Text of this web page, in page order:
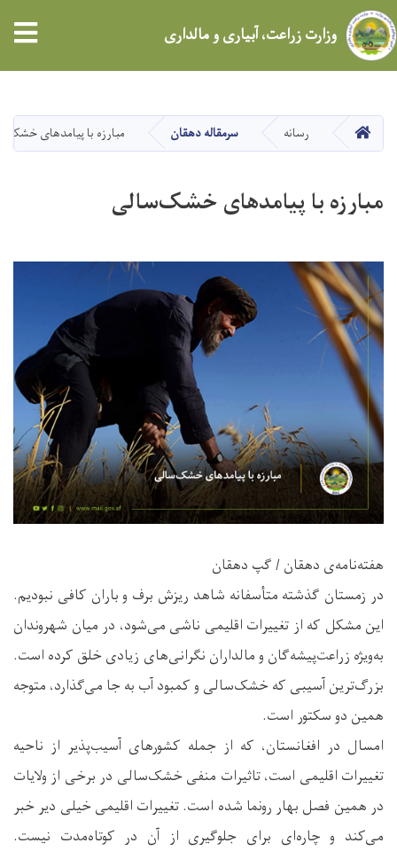
main
content
وزارت زراعت، آبیاری و مالداری
HOME رسانه سرمقاله دهقان مبارزه با پیامدهای
مبارزه با پیامدهای خشک‌سالی
هفته‌نامه‌ی دهقان / گپ دهقان
در زمستان گذشته متأسفانه شاهد ریزش برف و باران کافی نبودیم.
این مشکل که از تغییرات اقلیمی ناشی می‌شود، در میان شهروندان
به‌ویژه زراعت‌پیشه‌گان و مالداران نگرانی‌های زیادی خلق کرده است.
بزرگ‌ترین آسیبی که خشک‌سالی و کمبود آب به جا می‌گذارد، متوجه
همین دو سکتور است.
امسال در افغانستان، که از جمله کشورهای آسیب‌پذیر از ناحیه
تغییرات اقلیمی است، تاثیرات منفی خشک‌سالی در برخی از ولایات
در همین فصل بهار رونما شده است. تغییرات اقلیمی خیلی دیر خبر
می‌کند و چاره‌ای برای جلوگیری از آن در کوتاه‌مدت نیست.